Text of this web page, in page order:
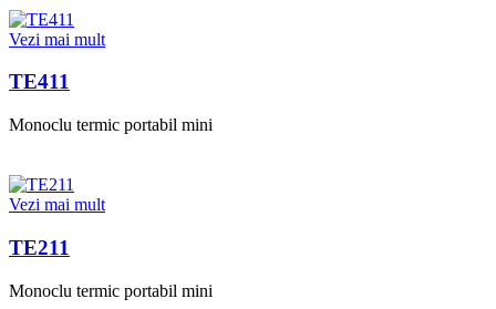
Vezi mai mult
TE411
Monoclu termic portabil mini
Vezi mai mult
TE211
Monoclu termic portabil mini